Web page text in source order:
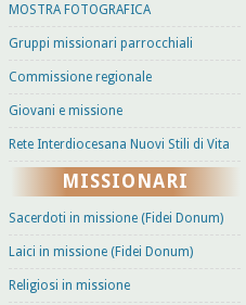
MOSTRA FOTOGRAFICA
Gruppi missionari parrocchiali
Commissione regionale
Giovani e missione
Rete Interdiocesana Nuovi Stili di Vita
MISSIONARI
Sacerdoti in missione (Fidei Donum)
Laici in missione (Fidei Donum)
Religiosi in missione